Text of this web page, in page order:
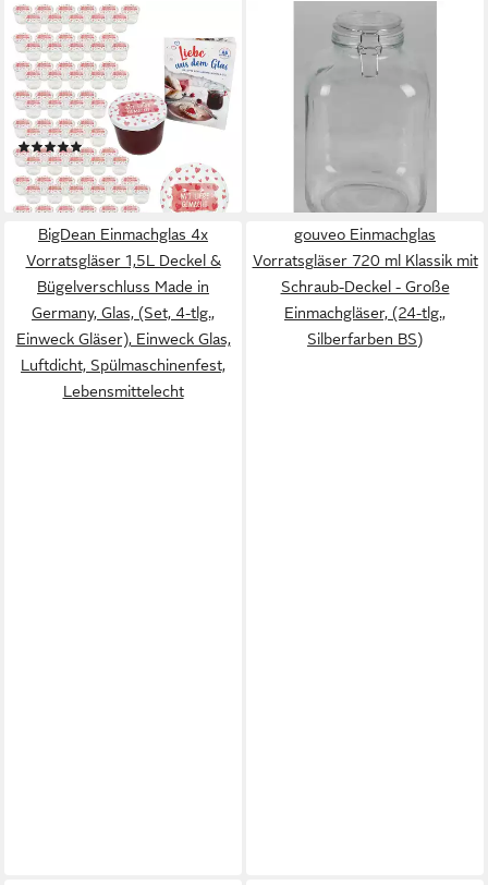
MAMBOCAT
Einmachglas 100er Set
Sturzglas 230ml Einmachglas
Mit Liebe gemacht Deckel,
Glas
(2)
47,99 €
lieferbar - in 3-4 Werktagen bei dir
Einmachglas 6x XXL
Drahtbügelglas 4,8L
Einwecken Einmachen
Verschluss Kochen Gefäß,
lieferbar - in 4-5 Werktagen bei dir
BigDean Einmachglas 4x
Vorratsgläser 1,5L Deckel &
Bügelverschluss Made in
Germany, Glas, (Set, 4-tlg.,
Einweck Gläser), Einweck Glas,
Luftdicht, Spülmaschinenfest,
Lebensmittelecht
gouveo Einmachglas
Vorratsgläser 720 ml Klassik mit
Schraub-Deckel - Große
Einmachgläser, (24-tlg.,
Silberfarben BS)